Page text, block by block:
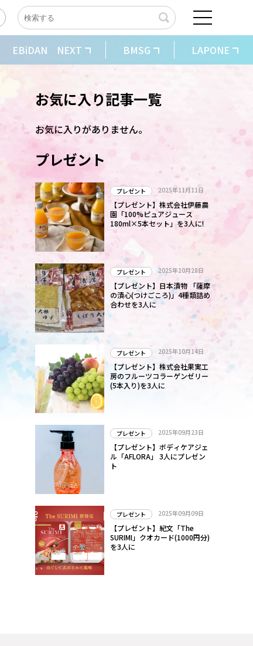
EBiDAN NEXT BMSG LAPONE
お気に入り記事一覧
お気に入りがありません。
プレゼント
プレゼント 2025年11月11日
【プレゼント】株式会社伊藤農
園「100%ピュアジュース
180ml×5本セット」を3人に!
プレゼント 2025年10月28日
【プレゼント】日本漬物 「薩摩
の漬心(つけごころ)」4種類詰め
合わせを3人に
プレゼント 2025年10月14日
【プレゼント】株式会社果実工
房のフルーツコラーゲンゼリー
(5本入り)を3人に
プレゼント 2025年09月23日
【プレゼント】ボディケアジェ
ル「AFLORA」 3人にプレゼン
ト
プレゼント 2025年09月09日
【プレゼント】紀文「The
SURIMI」クオカード(1000円分)
を3人に